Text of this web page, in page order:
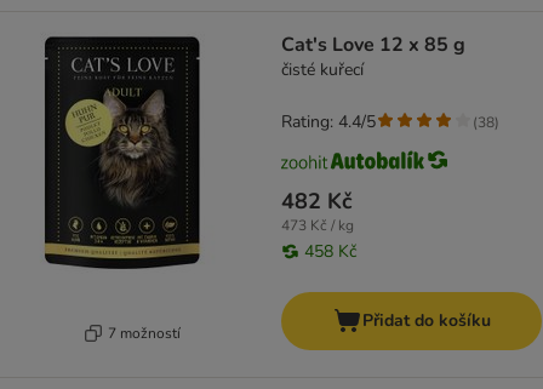
7 možností
Cat's Love 12 x 85 g
čisté kuřecí
482 Kč
473 Kč / kg
458 Kč
Rating: 4.4/5 (38)
Přidat do košíku